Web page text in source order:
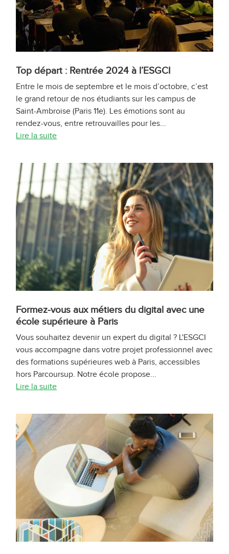
Top départ : Rentrée 2024 à l’ESGCI
Entre le mois de septembre et le mois d’octobre, c’est
le grand retour de nos étudiants sur les campus de
Saint-Ambroise (Paris 11e). Les émotions sont au
rendez-vous, entre retrouvailles pour les...
Lire la suite
Formez-vous aux métiers du digital avec une
école supérieure à Paris
Vous souhaitez devenir un expert du digital ? L'ESGCI
vous accompagne dans votre projet professionnel avec
des formations supérieures web à Paris, accessibles
hors Parcoursup. Notre école propose...
Lire la suite